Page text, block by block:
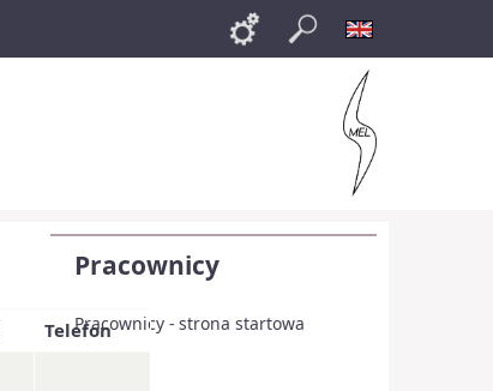
Links Szukaj
Pracownicy
Pracownicy - strona startowa
Telefon